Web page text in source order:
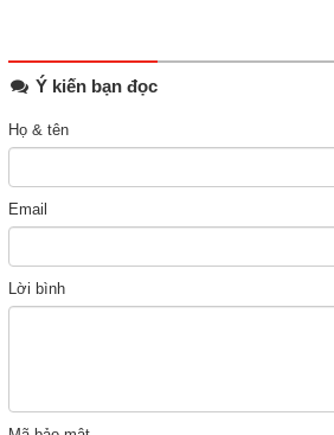
Ý kiến bạn đọc
Họ & tên
Email
Lời bình